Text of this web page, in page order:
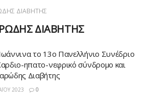
ΔΙΑΒΗΤΗΣ
ΔΙΑΒΗΤΗΣ
το 13ο Πανελλήνιο Συνέδριο
ηπατο-νεφρικό σύνδρομο και
Διαβήτης
2023 0